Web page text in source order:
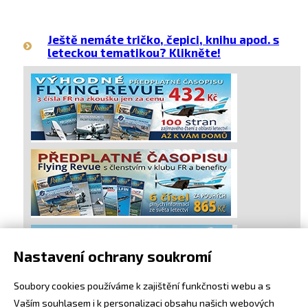
Ještě nemáte tričko, čepici, knihu apod. s
leteckou tematikou? Klikněte!
Nastavení ochrany soukromí
Soubory cookies používáme k zajištění funkčnosti webu a s
Vaším souhlasem i k personalizaci obsahu našich webových